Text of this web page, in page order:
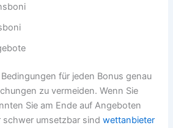
für jeden Bonus genau
zu vermeiden. Wenn Sie
Sie am Ende auf Angeboten
schwer umsetzbar sindwettanbieter